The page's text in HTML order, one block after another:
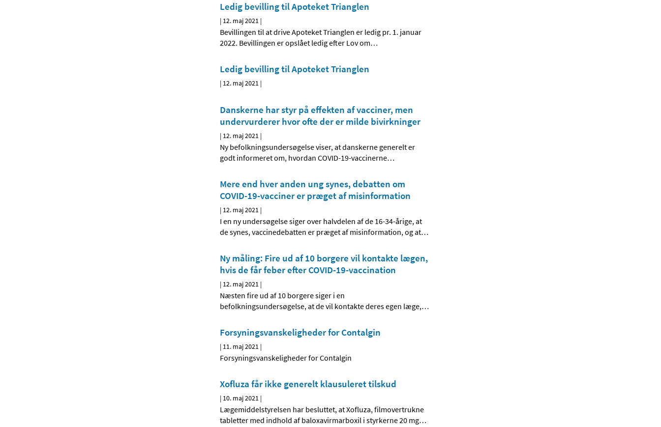
Ledig bevilling til Apoteket Trianglen
| 12. maj 2021 |
Bevillingen til at drive Apoteket Trianglen er ledig pr. 1. januar
2022. Bevillingen er opslået ledig efter Lov om…
Ledig bevilling til Apoteket Trianglen
| 12. maj 2021 |
Danskerne har styr på effekten af vacciner, men
undervurderer hvor ofte der er milde bivirkninger
| 12. maj 2021 |
Ny befolkningsundersøgelse viser, at danskerne generelt er
godt informeret om, hvordan COVID-19-vaccinerne…
Mere end hver anden ung synes, debatten om
COVID-19-vacciner er præget af misinformation
| 12. maj 2021 |
I en ny undersøgelse siger over halvdelen af de 16-34-årige, at
de synes, vaccinedebatten er præget af misinformation, og at…
Ny måling: Fire ud af 10 borgere vil kontakte lægen,
hvis de får feber efter COVID-19-vaccination
| 12. maj 2021 |
Næsten fire ud af 10 borgere siger i en
befolkningsundersøgelse, at de vil kontakte deres egen læge,…
Forsyningsvanskeligheder for Contalgin
| 11. maj 2021 |
Forsyningsvanskeligheder for Contalgin
Xofluza får ikke generelt klausuleret tilskud
| 10. maj 2021 |
Lægemiddelstyrelsen har besluttet, at Xofluza, filmovertrukne
tabletter med indhold af baloxavirmarboxil i styrkerne 20 mg…